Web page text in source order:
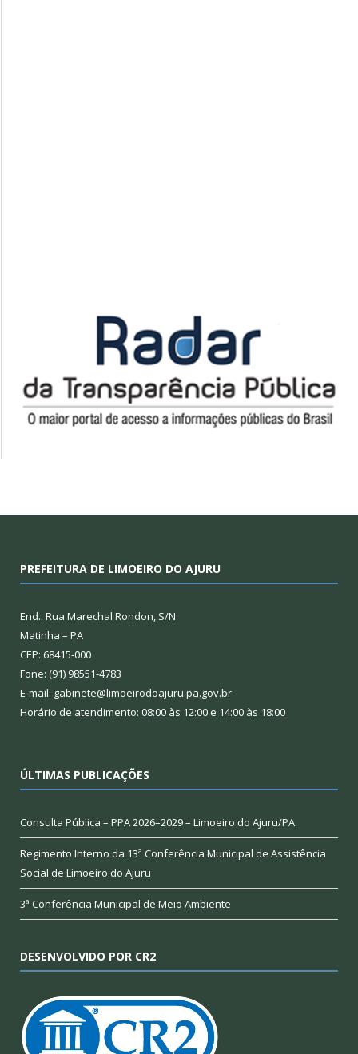
PREFEITURA DE LIMOEIRO DO AJURU
End.: Rua Marechal Rondon, S/N
Matinha – PA
CEP: 68415-000
Fone: (91) 98551-4783
E-mail: gabinete@limoeirodoajuru.pa.gov.br
Horário de atendimento: 08:00 às 12:00 e 14:00 às 18:00
ÚLTIMAS PUBLICAÇÕES
Consulta Pública – PPA 2026–2029 – Limoeiro do Ajuru/PA
Regimento Interno da 13ª Conferência Municipal de Assistência
Social de Limoeiro do Ajuru
3ª Conferência Municipal de Meio Ambiente
DESENVOLVIDO POR CR2